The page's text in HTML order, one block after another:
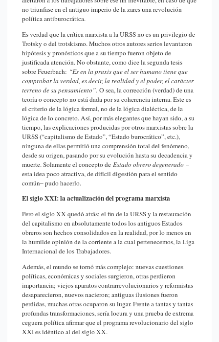
no triunfase en el antiguo imperio de la zares una revolución
política antiburocrática.
Es verdad que la crítica marxista a la URSS no es un privilegio de
Trotsky o del trotskismo. Muchos otros autores serios levantaron
hipótesis y pronósticos que a su tiempo fueron objeto de
justificada atención. No obstante, como dice la segunda tesis
sobre Feuerbach: “Es en la praxis que el ser humano tiene que
comprobar la verdad, es decir, la realidad y el poder, el carácter
terreno de su pensamiento”. O sea, la corrección (verdad) de una
teoría o concepto no está dada por su coherencia interna. Este es
el criterio de la lógica formal, no de la lógica dialéctica, de la
lógica de lo concreto. Así, por más elegantes que hayan sido, a su
tiempo, las explicaciones producidas por otros marxistas sobre la
URSS (“capitalismo de Estado”, “Estado burocrático”, etc.),
ninguna de ellas permitió una comprensión total del fenómeno,
desde su origen, pasando por su evolución hasta su decadencia y
muerte. Solamente el concepto de Estado obrero degenerado –
esta idea poco atractiva, de difícil digestión para el sentido
común– pudo hacerlo.
El siglo XXI: la actualización del programa marxista
Pero el siglo XX quedó atrás; el fin de la URSS y la restauración
del capitalismo en absolutamente todos los antiguos Estados
obreros son hechos consolidados en la realidad, por lo menos en
la humilde opinión de la corriente a la cual pertenecemos, la Liga
Internacional de los Trabajadores.
Además, el mundo se tornó más complejo: nuevas cuestiones
políticas, económicas y sociales surgieron, otras perdieron
importancia; viejos aparatos contrarrevolucionarios y reformistas
desaparecieron, nuevos nacieron; antiguas ilusiones fueron
perdidas, muchas otras ocuparon su lugar. Frente a tantas y tantas
profundas transformaciones, sería locura y una prueba de extrema
ceguera política afirmar que el programa revolucionario del siglo
XXI es idéntico al del siglo XX.